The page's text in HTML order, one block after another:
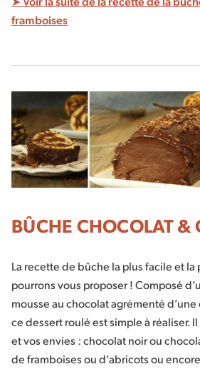
framboises
BÛCHE CHOCOLAT &
La recette de bûche la plus facile et la
pourrons vous proposer ! Composé
mousse au chocolat agrémenté
ce dessert roulé est simple à réaliser.
et vos envies : chocolat noir ou
de framboises ou d’abricots ou